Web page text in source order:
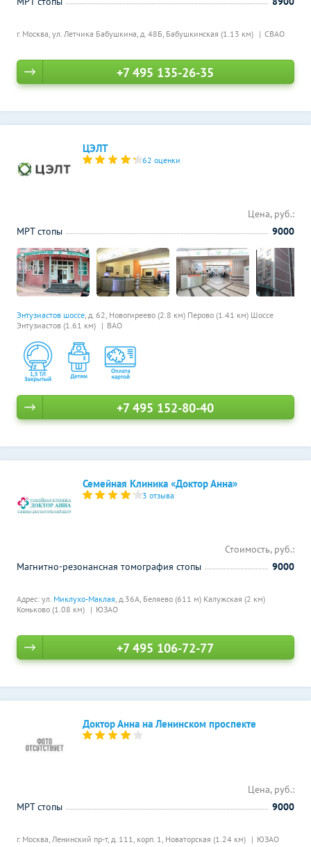
г. Москва, ул. Летчика Бабушкина, д. 48Б, Бабушкинская (1.13 км) СВАО
+7 495 135-26-35
ЦЭЛТ
62 оценки
Энтузиастов шоссе, д. 62, Новогиреево (2.8 км) Перово (1.41 км) Шоссе
Энтузиастов (1.61 км)
ВАО
Цена, руб.:
МРТ стопы
9000
+7 495 152-80-40
Семейная Клиника «Доктор Анна»
3 отзыва
Адрес: ул. Миклухо-Маклая, д.36А, Беляево (611 м) Калужская (2 км)
Коньково (1.08 км)
ЮЗАО
Стоимость, руб.:
Магнитно-резонансная томография стопы
9000
+7 495 106-72-77
Доктор Анна на Ленинском проспекте
г. Москва, Ленинский пр-т, д. 111, корп. 1, Новаторская (1.24 км) ЮЗАО
Цена, руб.:
МРТ стопы
9000